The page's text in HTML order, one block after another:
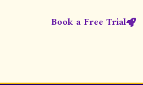
Book a Free Trial